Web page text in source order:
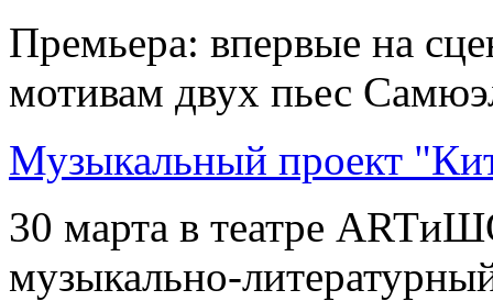
Премьера: впервые на
мотивам двух пьес
Музыкальный проект
30 марта в театре
музыкально-